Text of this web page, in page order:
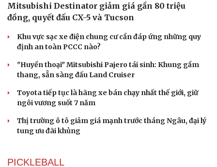
Mitsubishi Destinator giảm giá gần 80 triệu
đồng, quyết đấu CX-5 và Tucson
Khu vực sạc xe điện chung cư cần đáp ứng những quy
định an toàn PCCC nào?
"Huyền thoại" Mitsubishi Pajero tái sinh: Khung gầm
thang, sẵn sàng đấu Land Cruiser
Toyota tiếp tục là hãng xe bán chạy nhất thế giới, giữ
ngôi vương suốt 7 năm
Thị trường ô tô giảm giá mạnh trước tháng Ngâu, đại lý
tung ưu đãi khủng
PICKLEBALL